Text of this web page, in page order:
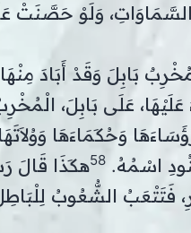
وَلَوْ حَصَّنَتْ
بَابِلَ وَقَدْ أَبَادَ
عَلَيْهَا، عَلَى بَابِلَ،
وَحُكَمَاءَهَا وَوُلاَتَهَا
اسْمُهُ.58هكَذَا قَالَ
فَتَتْعَبُ الشُّعُوبُ